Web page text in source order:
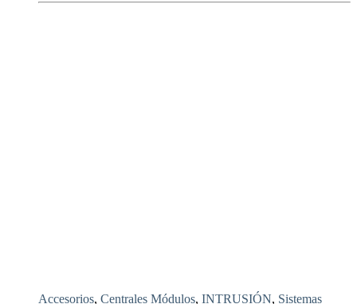
Accesorios, Centrales Módulos, INTRUSIÓN, Sistemas